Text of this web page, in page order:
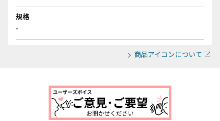
規格
-
商品アイコンについて